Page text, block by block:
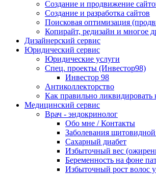
Создание и продвижение
Создание и разработка сайтов
Поисковая оптимизация
Копирайт, редизайн и многое
Дизайнерский сервис
Юридический сервис
Юридические услуги
Спец. проекты (Инвестор98)
Инвестор 98
Антиколлекторство
Как правильно
Медицинский сервис
Врач - эндокринолог
Обо мне / Контакты
Заболевания
Сахарный диабет
Избыточный вес
Беременность на фоне
Избыточный рост волос